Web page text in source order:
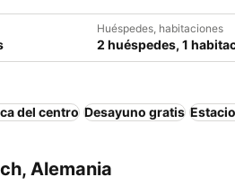
Huéspedes, habitaciones
2 huéspedes, 1
del centro Desayuno gratis
Alemania